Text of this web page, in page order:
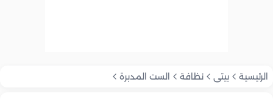
الرئيسية بيتى نظافة الست المدبرة